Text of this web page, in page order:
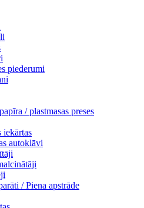
piederumi
/ plastmasas preses
iekārtas
autoklāvi
/ Piena apstrāde